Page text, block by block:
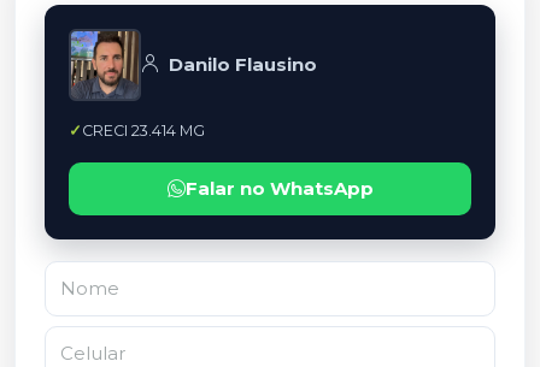
Danilo Flausino
CRECI 23.414 MG
Falar no WhatsApp